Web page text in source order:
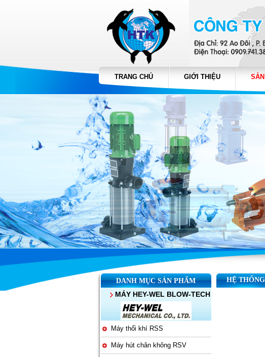
TRANG CHỦ GIỚI THIỆU
DANH MỤC SẢN PHẨM
MÁY HEY-WEL BLOW-TECH
Máy thổi khí RSS
Máy hút chân không RSV
HỆ